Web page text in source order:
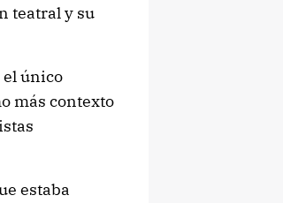
teatral y su
único
más contexto
estaba